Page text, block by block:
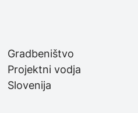
Gradbeništvo
Projektni vodja
Slovenija